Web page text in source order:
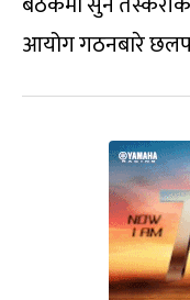
आयोग गठनबारे